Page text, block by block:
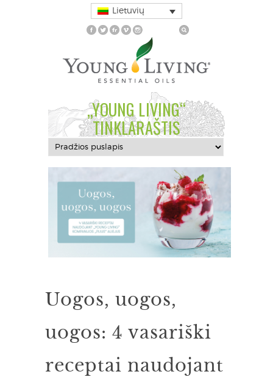
Lietuvių
„YOUNG LIVING“
TINKLARAŠTIS
Uogos, uogos,
uogos: 4 vasariški
receptai naudojant